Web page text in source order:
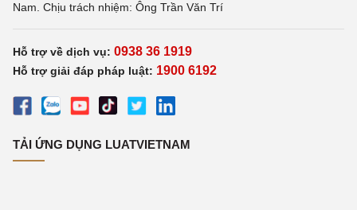
Nam. Chịu trách nhiệm: Ông Trần Văn Trí
Hỗ trợ về dịch vụ: 0938 36 1919
Hỗ trợ giải đáp pháp luật: 1900 6192
TẢI ỨNG DỤNG LUATVIETNAM